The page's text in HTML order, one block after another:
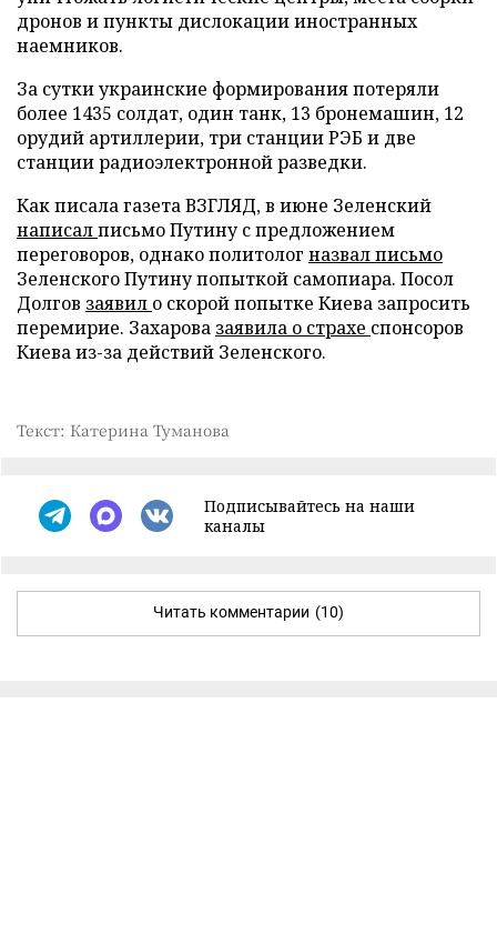
дронов и пункты дислокации иностранных
наемников.
За сутки украинские формирования потеряли
более 1435 солдат, один танк, 13 бронемашин, 12
орудий артиллерии, три станции РЭБ и две
станции радиоэлектронной разведки.
Как писала газета ВЗГЛЯД, в июне Зеленский
написалписьмо Путину с предложением
переговоров, однако политолог назвал письмо
Зеленского Путину попыткой самопиара. Посол
Долгов заявил о скорой попытке Киева запросить
перемирие. Захарова заявила о страхе спонсоров
Киева из-за действий Зеленского.
Текст: Катерина Туманова
Подписывайтесь на наши
каналы
Читать комментарии (10)